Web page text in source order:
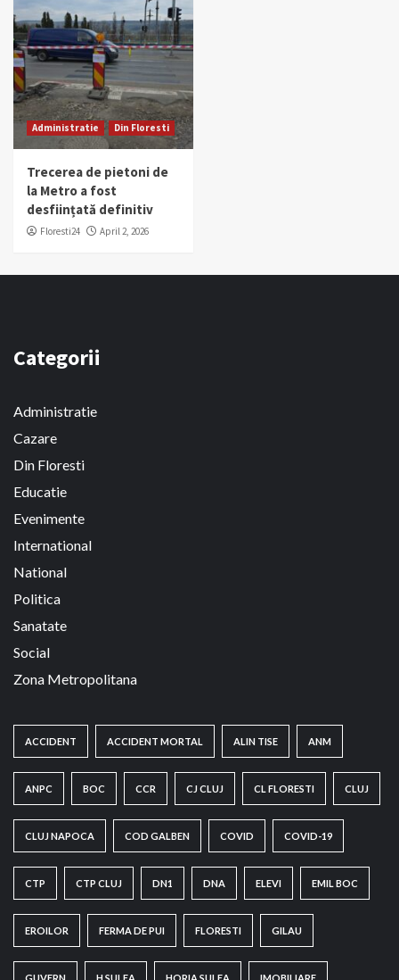
Administratie Din Floresti
Trecerea de pietoni de
la Metro a fost
desființată definitiv
Floresti24 April 2, 2026
Categorii
Administratie
Cazare
Din Floresti
Educatie
Evenimente
International
National
Politica
Sanatate
Social
Zona Metropolitana
ACCIDENT ACCIDENT MORTAL ALIN TISE ANM
ANPC BOC CCR CJ CLUJ CL FLORESTI CLUJ
CLUJ NAPOCA COD GALBEN COVID COVID-19
CTP CTP CLUJ DN1 DNA ELEVI EMIL BOC
EROILOR FERMA DE PUI FLORESTI GILAU